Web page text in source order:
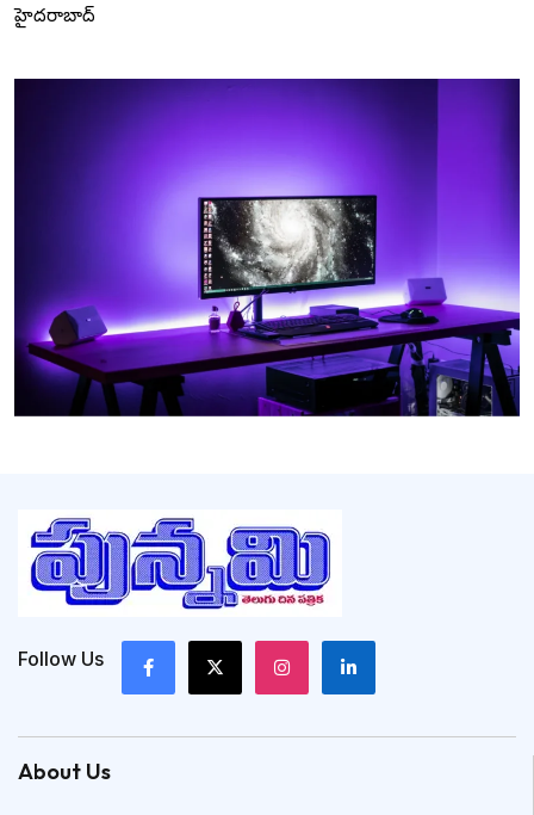
హైదరాబాద్
Follow Us
About Us